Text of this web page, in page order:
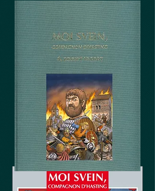
A PARTIR DE HUIT ANS
MOI SVEIN, COMPAGNON
D'HASTING
tome 2. Méditerrannée
Tirage de Tête, 400 ex
avril 1999